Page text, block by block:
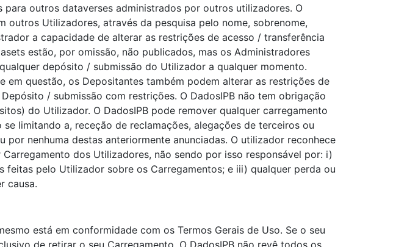
outros dataverses administrados por outros utilizadores. O
Utilizadores, através da pesquisa pelo nome, sobrenome,
a capacidade de alterar as restrições de acesso / transferência
estão, por omissão, não publicados, mas os Administradores
depósito / submissão do Utilizador a qualquer momento.
questão, os Depositantes também podem alterar as restrições de
/ submissão com restrições. O DadosIPB não tem obrigação
do Utilizador. O DadosIPB pode remover qualquer carregamento
limitando a, receção de reclamações, alegações de terceiros ou
nenhuma destas anteriormente anunciadas. O utilizador reconhece
dos Utilizadores, não sendo por isso responsável por: i)
pelo Utilizador sobre os Carregamentos; e iii) qualquer perda ou
causa.
está em conformidade com os Termos Gerais de Uso. Se o seu
de retirar o seu Carregamento. O DadosIPB não revê todos os